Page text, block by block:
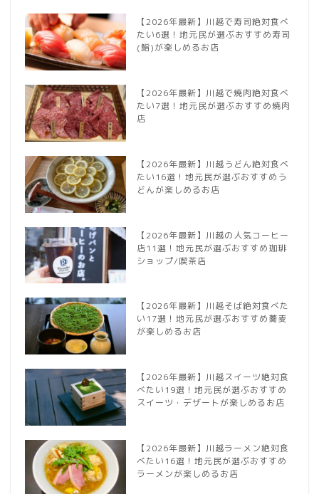
【2026年最新】川越で寿司絶対食べ
たい6選！地元民が選ぶおすすめ寿司
(鮨)が楽しめるお店
【2026年最新】川越で焼肉絶対食べ
たい7選！地元民が選ぶおすすめ焼肉
店
【2026年最新】川越うどん絶対食べ
たい16選！地元民が選ぶおすすめう
どんが楽しめるお店
【2026年最新】川越の人気コーヒー
店11選！地元民が選ぶおすすめ珈琲
ショップ/喫茶店
【2026年最新】川越そば絶対食べた
い17選！地元民が選ぶおすすめ蕎麦
が楽しめるお店
【2026年最新】川越スイーツ絶対食
べたい19選！地元民が選ぶおすすめ
スイーツ・デザートが楽しめるお店
【2026年最新】川越ラーメン絶対食
べたい16選！地元民が選ぶおすすめ
ラーメンが楽しめるお店